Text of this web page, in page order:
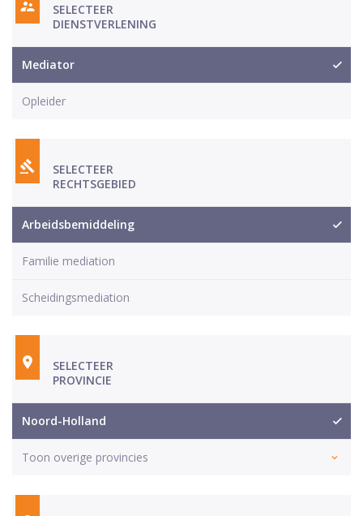
SELECTEER
DIENSTVERLENING
Mediator
Opleider
SELECTEER
RECHTSGEBIED
Arbeidsbemiddeling
Familie mediation
Scheidingsmediation
SELECTEER
PROVINCIE
Noord-Holland
Toon overige provincies